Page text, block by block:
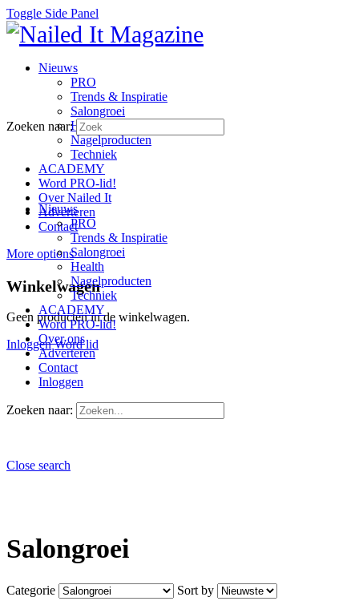
Toggle Side Panel
Nieuws
PRO
Trends & Inspiratie
Salongroei
Health
Nagelproducten
Techniek
ACADEMY
Word PRO-lid!
Over Nailed It
Adverteren
Contact
More options
Winkelwagen
Geen producten in de winkelwagen.
Inloggen Word lid
Zoeken naar:
Nieuws
PRO
Trends & Inspiratie
Salongroei
Health
Nagelproducten
Techniek
ACADEMY
Word PRO-lid!
Over ons
Adverteren
Contact
Inloggen
Zoeken naar:
Close search
Salongroei
Categorie Sort by